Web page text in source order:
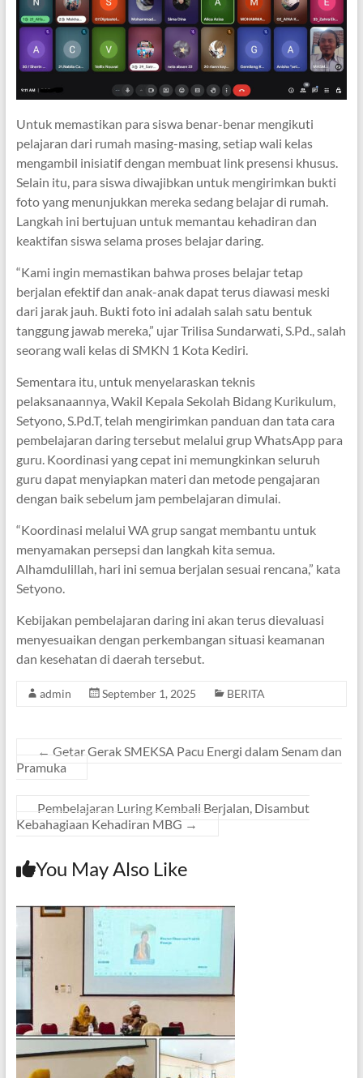
Untuk memastikan para siswa benar-benar mengikuti
pelajaran dari rumah masing-masing, setiap wali kelas
mengambil inisiatif dengan membuat link presensi khusus.
Selain itu, para siswa diwajibkan untuk mengirimkan bukti
foto yang menunjukkan mereka sedang belajar di rumah.
Langkah ini bertujuan untuk memantau kehadiran dan
keaktifan siswa selama proses belajar daring.
“Kami ingin memastikan bahwa proses belajar tetap
berjalan efektif dan anak-anak dapat terus diawasi meski
dari jarak jauh. Bukti foto ini adalah salah satu bentuk
tanggung jawab mereka,” ujar Trilisa Sundarwati, S.Pd., salah
seorang wali kelas di SMKN 1 Kota Kediri.
Sementara itu, untuk menyelaraskan teknis
pelaksanaannya, Wakil Kepala Sekolah Bidang Kurikulum,
Setyono, S.Pd.T, telah mengirimkan panduan dan tata cara
pembelajaran daring tersebut melalui grup WhatsApp para
guru. Koordinasi yang cepat ini memungkinkan seluruh
guru dapat menyiapkan materi dan metode pengajaran
dengan baik sebelum jam pembelajaran dimulai.
“Koordinasi melalui WA grup sangat membantu untuk
menyamakan persepsi dan langkah kita semua.
Alhamdulillah, hari ini semua berjalan sesuai rencana,” kata
Setyono.
Kebijakan pembelajaran daring ini akan terus dievaluasi
menyesuaikan dengan perkembangan situasi keamanan
dan kesehatan di daerah tersebut.
admin September 1, 2025 BERITA
← Getar Gerak SMEKSA Pacu Energi dalam Senam dan
Pramuka
Pembelajaran Luring Kembali Berjalan, Disambut
Kebahagiaan Kehadiran MBG →
You May Also Like